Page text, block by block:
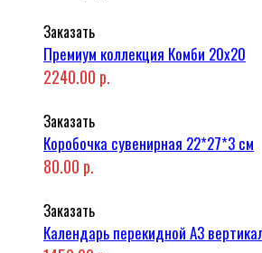
Заказать
Премиум коллекция Комби 20x20
2240.00 р.
Заказать
Коробочка сувенирная 22*27*3 см
80.00 р.
Заказать
Календарь перекидной А3